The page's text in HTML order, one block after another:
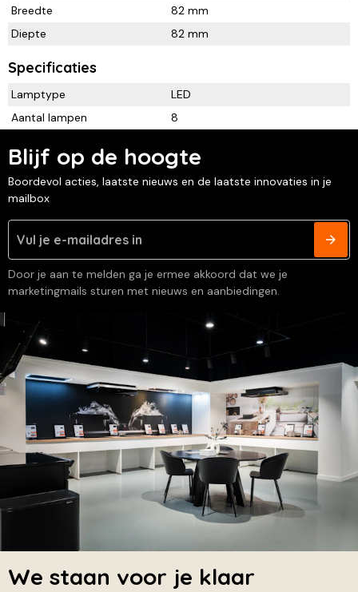
Breedte
82 mm
Diepte
82 mm
Specificaties
Lamptype
LED
Aantal lampen
8
Blijf op de hoogte
Boordevol acties, laatste nieuws en de laatste innovaties in je
mailbox
Door je aan te melden ga je ermee akkoord dat we je
marketingmails sturen met nieuws en aanbiedingen.
We staan voor je klaar